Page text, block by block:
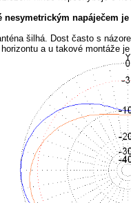
nesymetrickým
šilhá. Dost často s
a u takové montáže